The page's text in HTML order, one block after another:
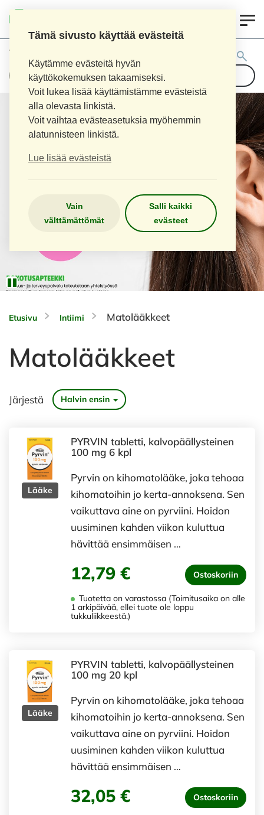
Tämä sivusto käyttää evästeitä
Käytämme evästeitä hyvän
käyttökokemuksen takaamiseksi.
Voit lukea lisää käyttämistämme evästeistä
alla olevasta linkistä.
Voit vaihtaa evästeasetuksia myöhemmin
alatunnisteen linkistä.
Lue lisää evästeistä
Vain
välttämättömät
Salli kaikki
evästeet
Tuotehaku:
Etusivu Intiimi Matolääkkeet
Matolääkkeet
Järjestä Halvin ensin
Lääke
PYRVIN tabletti, kalvopäällysteinen
100 mg 6 kpl
Pyrvin on kihomatolääke, joka tehoaa
kihomatoihin jo kerta-annoksena. Sen
vaikuttava aine on pyrviini. Hoidon
uusiminen kahden viikon kuluttua
hävittää ensimmäisen …
12,79 € Ostoskoriin
Tuotetta on varastossa (Toimitusaika on alle
1 arkipäivää, ellei tuote ole loppu
tukkuliikkeestä.)
Lääke
PYRVIN tabletti, kalvopäällysteinen
100 mg 20 kpl
Pyrvin on kihomatolääke, joka tehoaa
kihomatoihin jo kerta-annoksena. Sen
vaikuttava aine on pyrviini. Hoidon
uusiminen kahden viikon kuluttua
hävittää ensimmäisen …
32,05 € Ostoskoriin